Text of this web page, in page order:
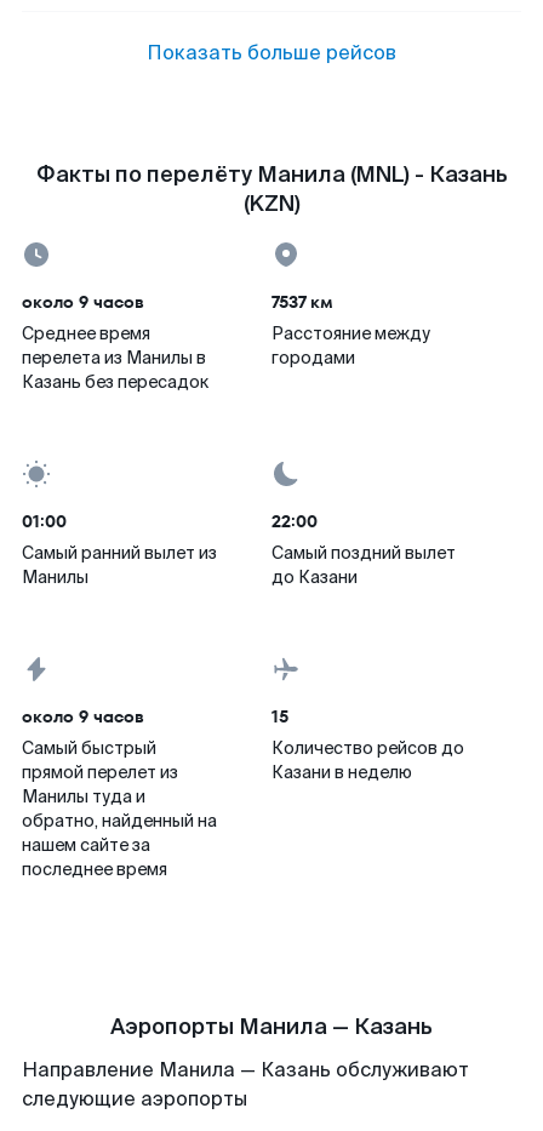
Показать больше рейсов
Факты по перелёту Манила (MNL) - Казань
(KZN)
около 9 часов
Среднее время
перелета из Манилы в
Казань без пересадок
7537 км
Расстояние между
городами
01:00
Самый ранний вылет из
Манилы
22:00
Самый поздний вылет
до Казани
около 9 часов
Самый быстрый
прямой перелет из
Манилы туда и
обратно, найденный на
нашем сайте за
последнее время
15
Количество рейсов до
Казани в неделю
Аэропорты Манила — Казань
Направление Манила — Казань обслуживают
следующие аэропорты